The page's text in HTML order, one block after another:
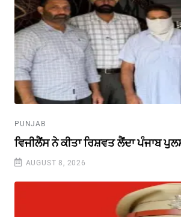
PUNJAB
ਵਿਜੀਲੈਂਸ ਨੇ ਕੀਤਾ ਰਿਸ਼ਵਤ ਲੈਂਦਾ ਪੰਜਾਬ
AUGUST 8, 2026